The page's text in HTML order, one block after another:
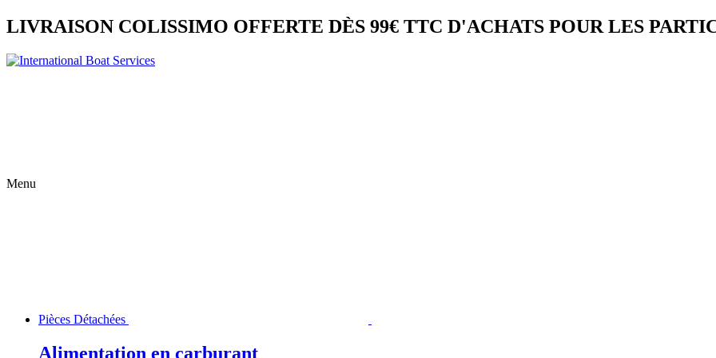
LIVRAISON COLISSIMO OFFERTE DÈS 99€ TTC D'ACHATS POUR LES
Menu
Pièces Détachées
Alimentation en carburant